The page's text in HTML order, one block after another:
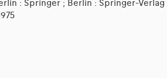
: Springer ; Berlin : Springer-Verlag